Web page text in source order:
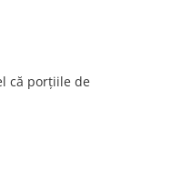
că porțiile de